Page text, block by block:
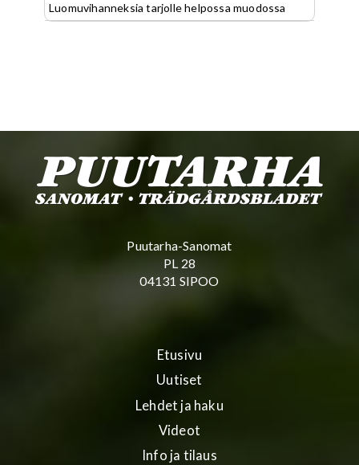
Luomuvihanneksia tarjolle helpossa muodossa
Puutarha-Sanomat
PL 28
04131 SIPOO
Etusivu
Uutiset
Lehdet ja haku
Videot
Info ja tilaus